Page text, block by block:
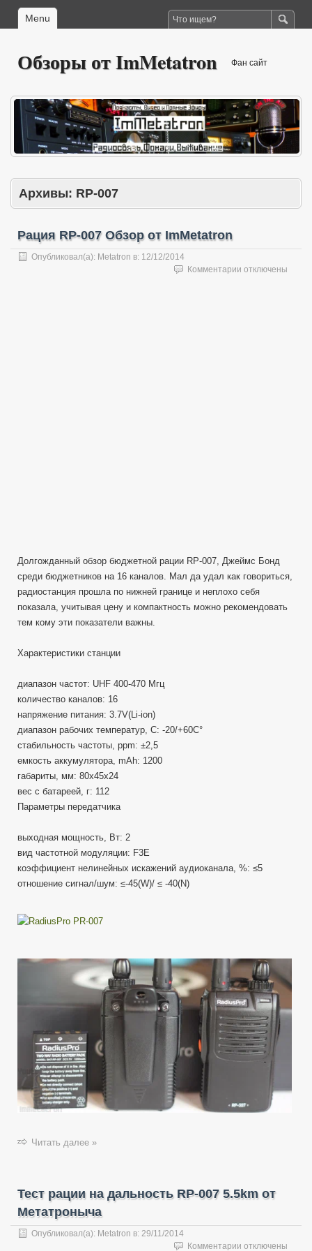
Menu
Обзоры от ImMetatron Фан сайт
Архивы: RP-007
Рация RP-007 Обзор от ImMetatron
Опубликовал(а): Metatron в: 12/12/2014
Комментарии котключены
Долгожданный обзор бюджетной рации RP-007, Джеймс Бонд
среди бюджетников на 16 каналов. Мал да удал как говориться,
радиостанция прошла по нижней границе и неплохо себя
показала, учитывая цену и компактность можно рекомендовать
тем кому эти показатели важны.
Характеристики станции
диапазон частот: UHF 400-470 Мгц
количество каналов: 16
напряжение питания: 3.7V(Li-ion)
диапазон рабочих температур, С: -20/+60C°
стабильность частоты, ppm: ±2,5
емкость аккумулятора, mAh: 1200
габариты, мм: 80х45х24
вес с батареей, г: 112
Параметры передатчика
выходная мощность, Вт: 2
вид частотной модуляции: F3E
коэффициент нелинейных искажений аудиоканала, %: ≤5
отношение сигнал/шум: ≤-45(W)/ ≤ -40(N)
Читать далее »
Тест рации на дальность RP-007 5.5km от
Метатроныча
Опубликовал(а): Metatron в: 29/11/2014
Комментарии котключены